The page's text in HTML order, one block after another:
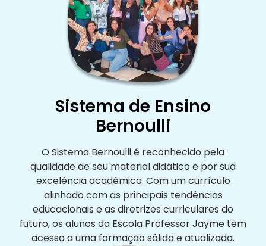
Sistema de Ensino
Bernoulli
O Sistema Bernoulli é reconhecido pela
qualidade de seu material didático e por sua
excelência acadêmica. Com um currículo
alinhado com as principais tendências
educacionais e as diretrizes curriculares do
futuro, os alunos da Escola Professor Jayme têm
acesso a uma formação sólida e atualizada.